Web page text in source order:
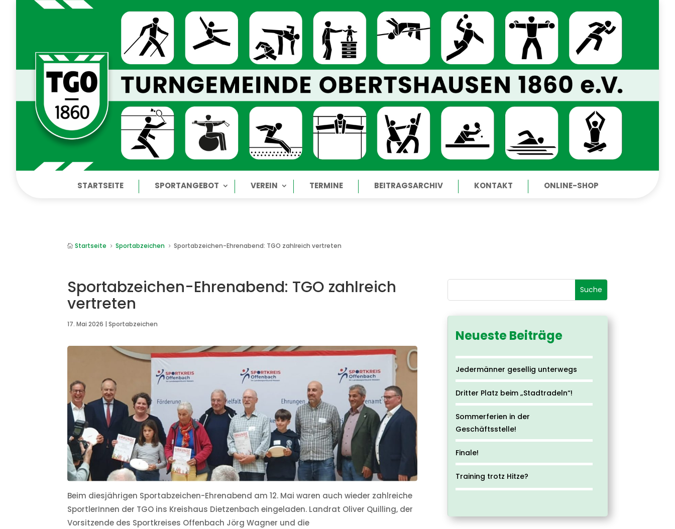
STARTSEITE SPORTANGEBOT VEREIN TERMINE BEITRAGSARCHIV KONTAKT ONLINE-SHOP
 Startseite 5 Sportabzeichen 5 Sportabzeichen-Ehrenabend: TGO zahlreich vertreten
Sportabzeichen-Ehrenabend: TGO zahlreich
vertreten
17. Mai 2026 |Sportabzeichen
Beim diesjährigen Sportabzeichen-Ehrenabend am 12. Mai waren auch wieder zahlreiche
SportlerInnen der TGO ins Kreishaus Dietzenbach eingeladen. Landrat Oliver Quilling, der
Vorsitzende des Sportkreises Offenbach Jörg Wagner und die
Neueste Beiträge
Jedermänner gesellig unterwegs
Dritter Platz beim „Stadtradeln“!
Sommerferien in der
Geschäftsstelle!
Finale!
Training trotz Hitze?